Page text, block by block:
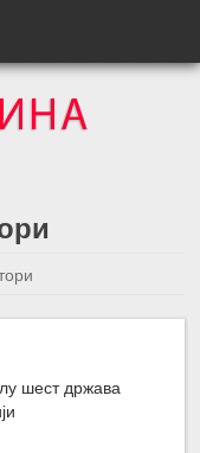
Следећа вест →
шест држава